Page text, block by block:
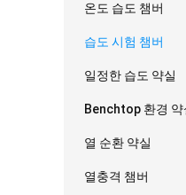
온도 습도 챔버
습도 시험 챔버
일정한 습도 약실
Benchtop 환경 약
열 순환 약실
열충격 챔버